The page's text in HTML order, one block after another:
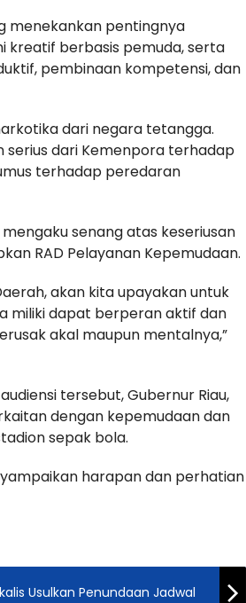
menekankan pentingnya
kreatif berbasis pemuda, serta
pembinaan kompetensi, dan
dari negara tetangga.
serius dari Kemenpora terhadap
terhadap peredaran
senang atas keseriusan
RAD Pelayanan Kepemudaan.
akan kita upayakan untuk
miliki dapat berperan aktif dan
akal maupun mentalnya,”
tersebut, Gubernur Riau,
dengan kepemudaan dan
sepak bola.
harapan dan perhatian
Usulkan Penundaan Jadwal